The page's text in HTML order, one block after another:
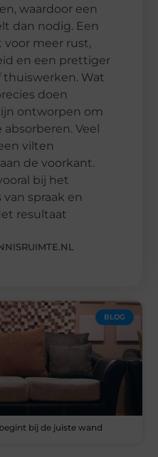
waardoor een
dan nodig. Een
voor meer rust,
en een prettiger
thuiswerken. Wat
doen
ontworpen om
Veel
vilten
de voorkant.
bij het
spraak en
resultaat
BLOG
bij de juiste wand